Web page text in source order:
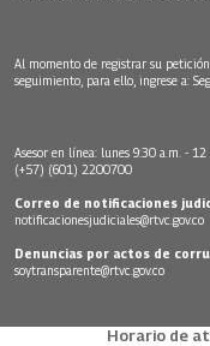
Al momento de registrar su
seguimiento, para ello, ingrese a:
Asesor en línea: lunes 9:30 a.m. - 12
(+57) (601) 2200700
Correo de notificaciones
notificacionesjudiciales@rtvc.gov.co
Denuncias por actos de
soytransparente@rtvc.gov.co
Horario de